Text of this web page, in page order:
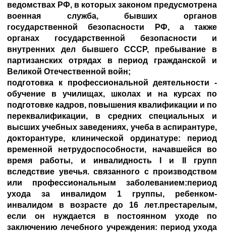
ведомствах РФ, в которых законом предусмотрена
военная служба, бывших органов
государственной безопасности РФ, а также
органах государственной безопасности и
внутренних дел бывшего СССР, пребывание в
партизанских отрядах в период гражданской и
Великой Отечественной войн;
подготовка к профессиональной деятельности -
обучение в училищах, школах и на курсах по
подготовке кадров, повышения квалификации и по
переквалификации, в средних специальных и
высших учебных заведениях, учеба в аспирантуре,
докторантуре, клинической ординатуре: период
временной нетрудоспособности, начавшейся во
время работы, и инвалидность I и II групп
вследствие увечья. связанного с производством
или профессиональным заболеванием:период
ухода за инвалидом 1 группы, ребенком-
инвалидом в возрасте до 16 лет.престарелым,
если он нуждается в постоянном уходе по
заключению лечебного учреждения: период ухода